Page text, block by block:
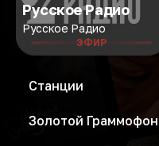
Русское Радио
Русское Радио
ЭФИР
Станции
Золотой Граммофон